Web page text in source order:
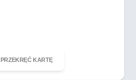
PRZEKRĘĆ KARTĘ
ODKRĘĆ KARTĘ